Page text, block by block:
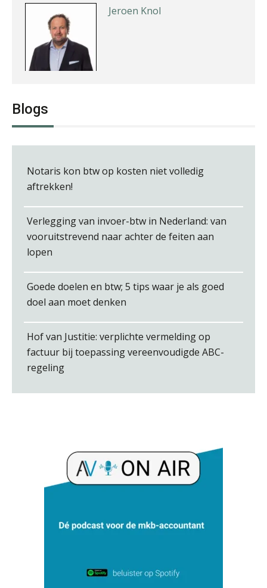
Jeroen Knol
Martine Cranendonk
Kirsten Roskam
Peter Kerkhof
Blogs
Notaris kon btw op kosten niet volledig
aftrekken!
Verlegging van invoer-btw in Nederland: van
vooruitstrevend naar achter de feiten aan
lopen
Goede doelen en btw; 5 tips waar je als goed
doel aan moet denken
Hof van Justitie: verplichte vermelding op
factuur bij toepassing vereenvoudigde ABC-
regeling